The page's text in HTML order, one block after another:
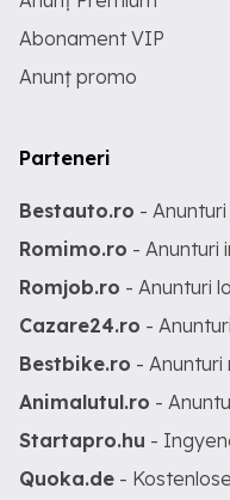
Abonament VIP
Anunț promo
Parteneri
Bestauto.ro -
Romimo.ro - Anunturi
Romjob.ro - Anunturi
Cazare24.ro -
Bestbike.ro - Anunturi
Animalutul.ro -
Startapro.hu -
Quoka.de -